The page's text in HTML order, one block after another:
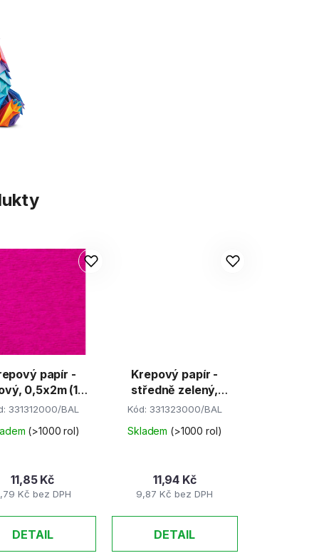
papír -
0,5x2m (10
rolí)
331312000/BAL
(>1000 rol)
Kč bez DPH
11,85 Kč
DETAIL
Krepový papír -
středně zelený,
0,5x2m (10 rolí)
Kód: 331323000/BAL
Skladem (>1000 rol)
9,87 Kč bez DPH
11,94 Kč
DETAIL